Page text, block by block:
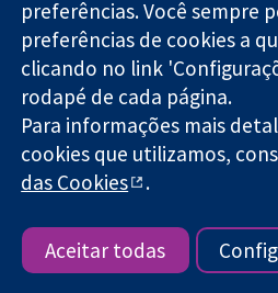
A Cochrane Collaboration é uma
(caridade nº 1045921) e uma
03044323) registrada na Inglaterra e
Copyright © 2026 The Cochrane
Termos e condições do site |Aviso
de cookies|Configuração de cookies
preferências. Você sempre
preferências de cookies a
clicando no link
rodapé de cada página.
Para informações mais
cookies que utilizamos,
das Cookies
.
Aceitar todas